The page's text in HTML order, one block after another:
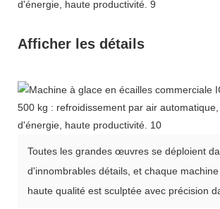
Afficher les détails
Toutes les grandes œuvres se déploient
d'innombrables détails, et chaque
haute qualité est sculptée avec précision